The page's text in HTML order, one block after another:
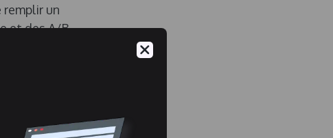
remplir un
et des A/B
sont
taux de